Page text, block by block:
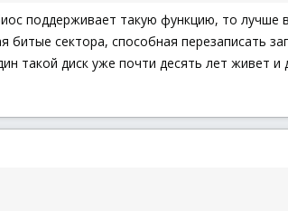
поддерживает такую функцию, то лучше
сектора, способная перезаписать
такой диск уже почти десять лет живет и